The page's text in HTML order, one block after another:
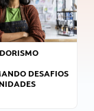
DESAFIOS